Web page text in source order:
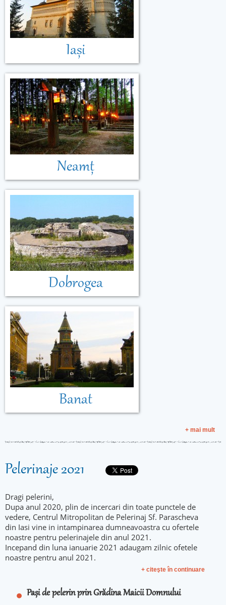
Iași
Neamț
Dobrogea
Banat
+ mai mult
Pelerinaje 2021
Dragi pelerini,
Dupa anul 2020, plin de incercari din toate punctele de
vedere, Centrul Mitropolitan de Pelerinaj Sf. Parascheva
din Iasi vine in intampinarea dumneavoastra cu ofertele
noastre pentru pelerinajele din anul 2021.
Incepand din luna ianuarie 2021 adaugam zilnic ofetele
noastre pentru anul 2021.
+ citeşte în continuare
Pași de pelerin prin Grădina Maicii Domnului